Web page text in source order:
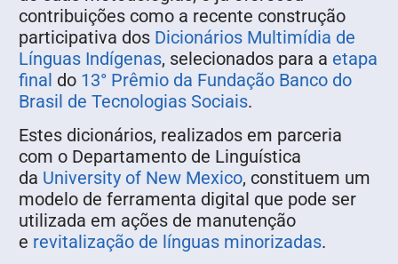
contribuições como a recente construção
participativa dos Dicionários Multimídia de
Línguas Indígenas, selecionados para a etapa
final do 13° Prêmio da Fundação Banco do
Brasil de Tecnologias Sociais.
Estes dicionários, realizados em parceria
com o Departamento de Linguística
da University of New Mexico, constituem um
modelo de ferramenta digital que pode ser
utilizada em ações de manutenção
e revitalização de línguas minorizadas.